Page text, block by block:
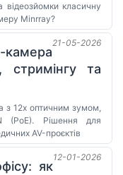
класичну
Minrray?
21-05-2026
камера
стримінгу та
з 12x оптичним зумом,
(PoE). Рішення для
AV-проєктів
12-01-2026
як